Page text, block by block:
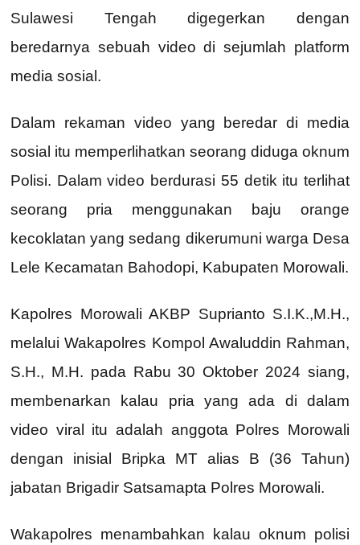
Sulawesi Tengah digegerkan dengan
beredarnya sebuah video di sejumlah platform
media sosial.
Dalam rekaman video yang beredar di media
sosial itu memperlihatkan seorang diduga oknum
Polisi. Dalam video berdurasi 55 detik itu terlihat
seorang pria menggunakan baju orange
kecoklatan yang sedang dikerumuni warga Desa
Lele Kecamatan Bahodopi, Kabupaten Morowali.
Kapolres Morowali AKBP Suprianto S.I.K.,M.H.,
melalui Wakapolres Kompol Awaluddin Rahman,
S.H., M.H. pada Rabu 30 Oktober 2024 siang,
membenarkan kalau pria yang ada di dalam
video viral itu adalah anggota Polres Morowali
dengan inisial Bripka MT alias B (36 Tahun)
jabatan Brigadir Satsamapta Polres Morowali.
Wakapolres menambahkan kalau oknum polisi